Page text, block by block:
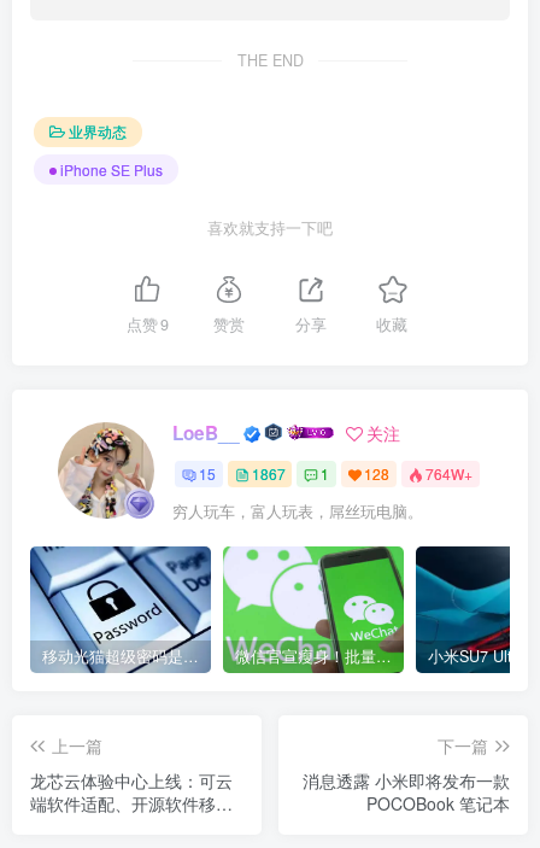
THE END
业界动态
iPhone SE Plus
喜欢就支持一下吧
点赞9 赞赏 分享 收藏
LoeB__ 关注
15 1867 1 128 764W+
穷人玩车，富人玩表，屌丝玩电脑。
移动光猫超级密码是多少？移动光猫超级管理员后台账号与密码 微信官宣瘦身！批量清理原图新功能来了 安卓、iOS均可使用
上一篇
龙芯云体验中心上线：可云
端软件适配、开源软件移
下一篇
消息透露 小米即将发布一款
POCOBook 笔记本